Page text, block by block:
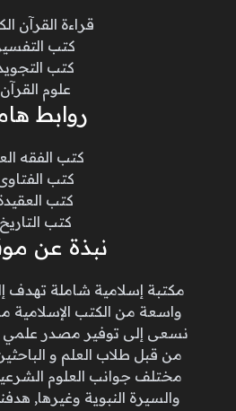
قراءة القرآن
كتب
كتب
علوم القرآن
روابط
كتب الفقه
كتب
كتب
كتب التاريخ
نبذة عن
مكتبة إسلامية شاملة تهدف
واسعة من الكتب الإسلامية
نسعى إلى توفير مصدر علمي
من قبل طلاب العلم و
مختلف جوانب العلوم
والسيرة النبوية وغيرها,